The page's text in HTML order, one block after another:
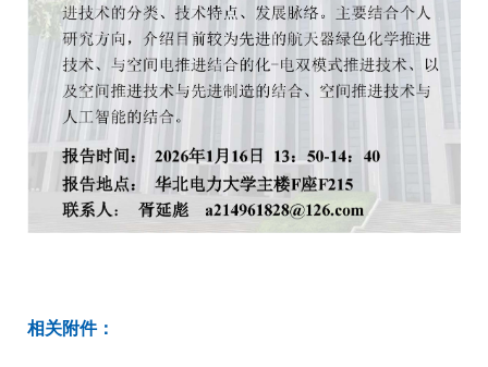
相关附件：